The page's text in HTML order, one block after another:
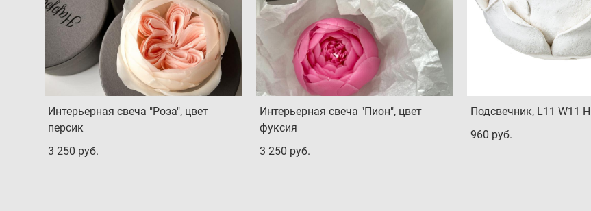
Интерьерная свеча "Роза", цвет
персик
3 250 pуб.
Интерьерная свеча "Пион", цвет
фуксия
3 250 pуб.
Подсвечник, L11 W11
960 pуб.